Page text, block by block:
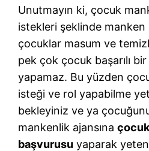
Unutmayın ki, çocuk
istekleri şeklinde manken
çocuklar masum ve
pek çok çocuk başarılı
yapamaz. Bu yüzden
isteği ve rol yapabilme
bekleyiniz ve ya
mankenlik ajansına
başvurusu yaparak